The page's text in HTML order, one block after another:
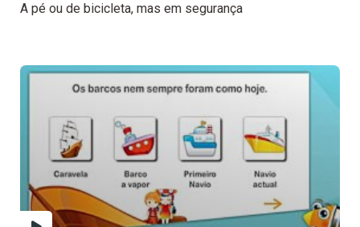
A pé ou de bicicleta, mas em segurança